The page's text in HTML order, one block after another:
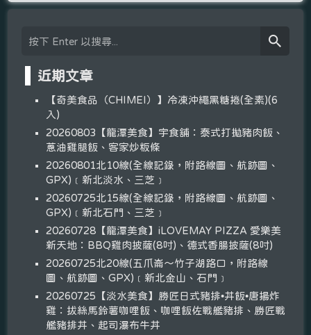
近期文章
【奇美食品（CHIMEI）】冷凍沖繩黑糖捲(全素)(6
入)
20260803【龍潭美食】宇食舖：泰式打拋豬肉飯、
蔥油雞腿飯、客家炒粄條
20260801北10線(全線記錄，附路線圖、航跡圖、
GPX)﹝新北淡水、三芝﹞
20260725北15線(全線記錄，附路線圖、航跡圖、
GPX)﹝新北石門、三芝﹞
20260728【龍潭美食】iLOVEMAY PIZZA 愛樂美
新天地：BBQ雞肉披薩(8吋)、德式香腸披薩(8吋)
20260725北20線(五爪崙～竹子湖路口，附路線
圖、航跡圖、GPX)﹝新北金山、石門﹞
20260725【淡水美食】勝匠日式豬排•丼飯•唐揚炸
雞：拔絲馬鈴薯咖哩飯、咖哩飯佐戰艦豬排、勝匠戰
艦豬排丼、起司瀑布牛丼